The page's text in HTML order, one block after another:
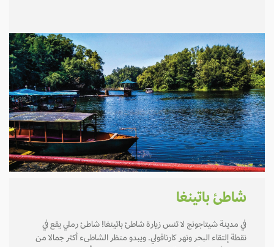
شاطئ باتينغا
في مدينة شيتاجونج لا تنس زيارة شاطئ باتينغا! شاطئ رملي يقع في
نقطة إلتقاء البحر ونهر كارنافولي. ويبدو منظر الشاطىء أكثر جمالا من